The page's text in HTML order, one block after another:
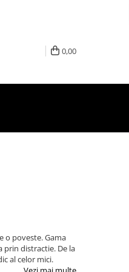
0,00
o poveste. Gama
prin distractie. De la
al celor mici.